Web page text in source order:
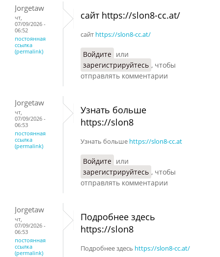
Jorgetaw
чт,
07/09/2026 -
06:52
постоянная
ссылка
(permalink)
сайт https://slon8-cc.at/
сайт https://slon8-cc.at/
Войдите или
зарегистрируйтесь , чтобы
отправлять комментарии
Jorgetaw
чт,
07/09/2026 -
06:53
постоянная
ссылка
(permalink)
Узнать больше
https://slon8
Узнать больше https://slon8-cc.at
Войдите или
зарегистрируйтесь , чтобы
отправлять комментарии
Jorgetaw
чт,
07/09/2026 -
06:53
постоянная
ссылка
(permalink)
Подробнее здесь
https://slon8
Подробнее здесь https://slon8-cc.at/